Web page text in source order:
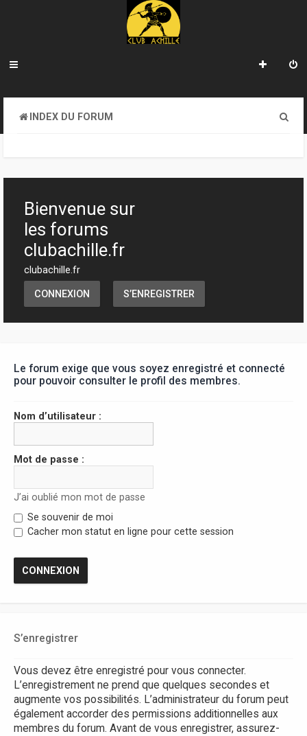
INDEX DU FORUM
h
Bienvenue sur
les forums
clubachille.fr
clubachille.fr
CONNEXION S’ENREGISTRER
Le forum exige que vous soyez enregistré et connecté
pour pouvoir consulter le profil des membres.
Nom d’utilisateur :
Mot de passe :
J’ai oublié mon mot de passe
Se souvenir de moi
Cacher mon statut en ligne pour cette session
S’enregistrer
Vous devez être enregistré pour vous connecter.
L’enregistrement ne prend que quelques secondes et
augmente vos possibilités. L’administrateur du forum peut
également accorder des permissions additionnelles aux
membres du forum. Avant de vous enregistrer, assurez-